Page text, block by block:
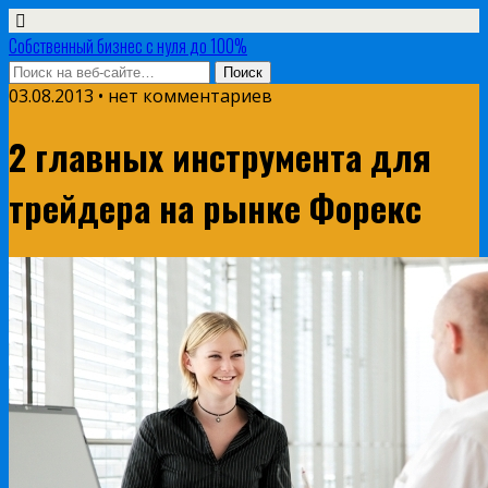
Собственный бизнес с нуля до 100%
03.08.2013 • нет комментариев
2 главных инструмента для
трейдера на рынке Форекс